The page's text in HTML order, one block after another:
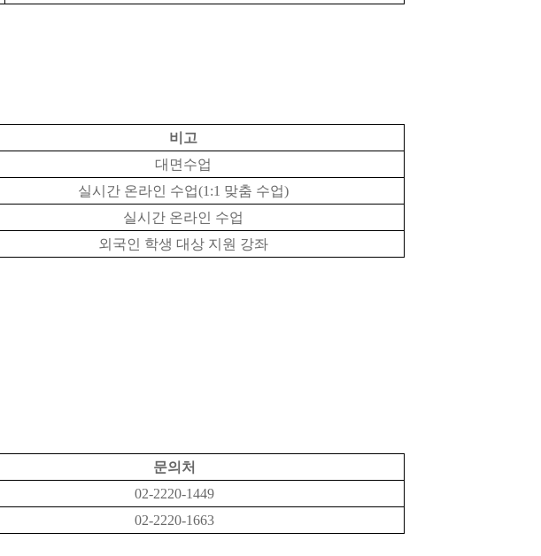
비고
대면수업
실시간 온라인 수업(1:1 맞춤 수업)
실시간 온라인 수업
외국인 학생 대상 지원 강좌
문의처
02-2220-1449
02-2220-1663